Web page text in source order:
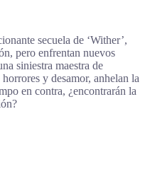
secuela de ‘Wither’,
pero enfrentan nuevos
siniestra maestra de
y desamor, anhelan la
en contra, ¿encontrarán la